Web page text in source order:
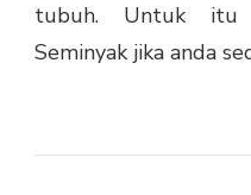
tubuh. Untuk itu
Seminyak jika anda